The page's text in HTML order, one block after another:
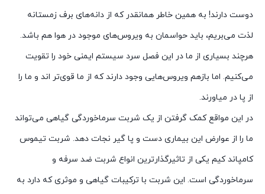
دوست دارند! به همین خاطر همانقدر که از دانه‌های برف زمستانه
لذت می‌بریم، باید حواسمان به ویروس‌های موجود در هوا هم باشد.
هرچند بسیاری از ما در این فصل سرد سیستم ایمنی خود را تقویت
می‌کنیم. اما بازهم ویروس‌هایی وجود دارند که از ما قوی‌تر اند و ما را
از پا در میاورند.
در این مواقع کمک گرفتن از یک شربت سرماخوردگی گیاهی می‌تواند
ما را از عوارض این بیماری دست و پا گیر نجات دهد. شربت تیموس
کامپاند کیم یکی از تاثیرگذارترین انواع شربت ضد سرفه و
سرماخوردگی است. این شربت با ترکیبات گیاهی و موثری که دارد به